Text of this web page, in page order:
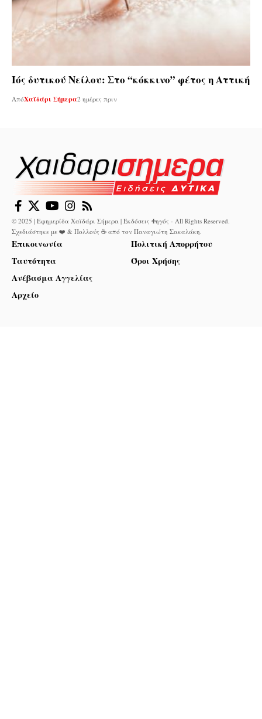
Ιός δυτικού Νείλου: Στο “κόκκινο” φέτος η Αττική
ΑπόΧαϊδάρι Σήμερα2 ημέρες πριν
© 2025 | Εφημερίδα Χαϊδάρι Σήμερα | Εκδόσεις Φηγός - All Rights Reserved.
Σχεδιάστηκε με ❤️ & Πολλούς ☕ από τον Παναγιώτη Σακαλάκη.
Επικοινωνία
Ταυτότητα
Ανέβασμα Αγγελίας
Αρχείο
Πολιτική Απορρήτου
Όροι Χρήσης